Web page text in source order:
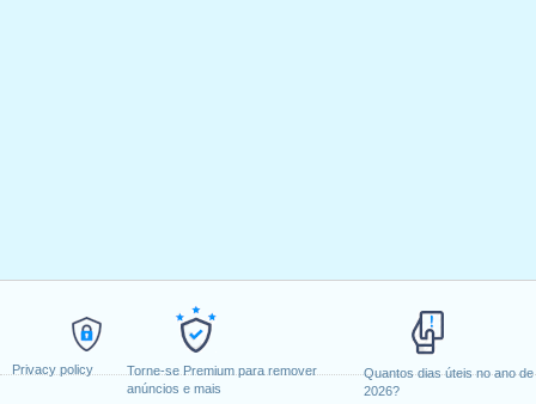
Privacy policy
Torne-se Premium para remover
anúncios e mais
Quantos dias úteis no ano de
2026?